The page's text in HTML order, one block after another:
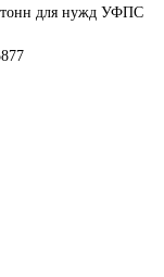
тонн для нужд УФПС